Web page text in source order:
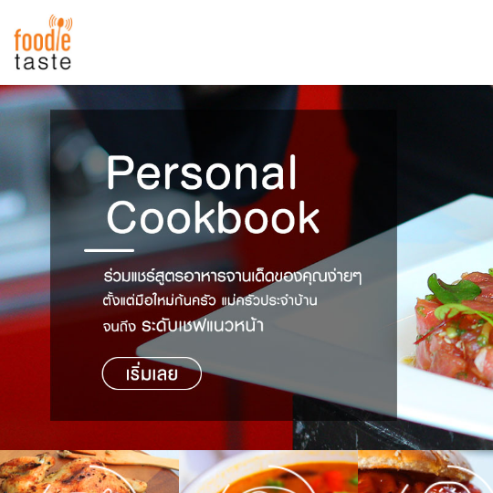
สูตรอาหาร
สูตรอาหารล่าสุด
Top Foodie
พาไปชิม
สารพันก้นครัว
เคล็ดลับน่ารู้
เปรียบเทียบหน่วยการตวง
เปรียบเทียบอุณหภูมิ
เปรียบเทียบน้ำหนักวัตถุดิบ
ชั่งตวงเนย
FoodPedia
สร้าง Cookbook